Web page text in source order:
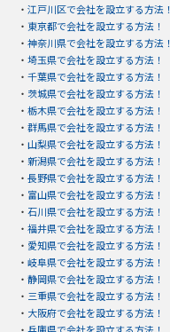
・ 江戸川区で会社を設立する方法！
・ 東京都で会社を設立する方法！
・ 神奈川県で会社を設立する方法！
・ 埼玉県で会社を設立する方法！
・ 千葉県で会社を設立する方法！
・ 茨城県で会社を設立する方法！
・ 栃木県で会社を設立する方法！
・ 群馬県で会社を設立する方法！
・ 山梨県で会社を設立する方法！
・ 新潟県で会社を設立する方法！
・ 長野県で会社を設立する方法！
・ 富山県で会社を設立する方法！
・ 石川県で会社を設立する方法！
・ 福井県で会社を設立する方法！
・ 愛知県で会社を設立する方法！
・ 岐阜県で会社を設立する方法！
・ 静岡県で会社を設立する方法！
・ 三重県で会社を設立する方法！
・ 大阪府で会社を設立する方法！
・ 兵庫県で会社を設立する方法！